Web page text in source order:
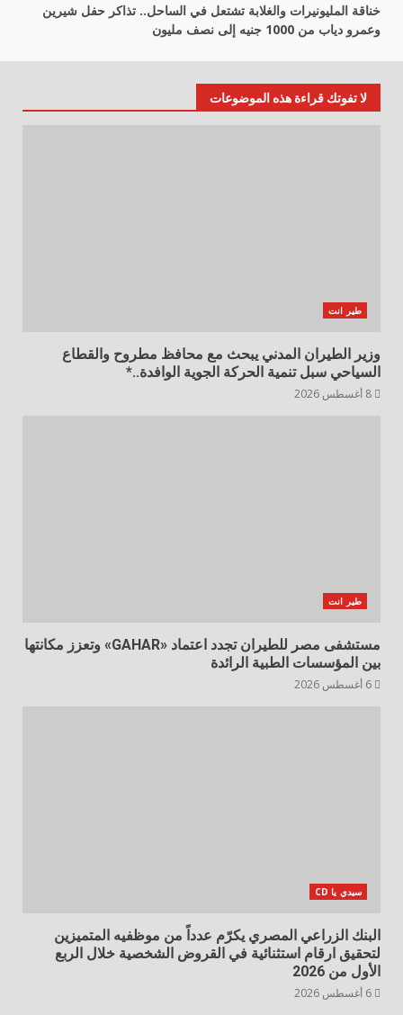
خناقة المليونيرات والغلابة تشتعل في الساحل.. تذاكر حفل شيرين
وعمرو دياب من 1000 جنيه إلى نصف مليون
لا تفوتك قراءة هذه الموضوعات
طير انت
وزير الطيران المدني يبحث مع محافظ مطروح والقطاع
السياحي سبل تنمية الحركة الجوية الوافدة..*
طير انت
مستشفى مصر للطيران تجدد اعتماد «GAHAR» وتعزز مكانتها
بين المؤسسات الطبية الرائدة
سيدي يا CD
البنك الزراعي المصري يكرّم عدداً من موظفيه المتميزين
لتحقيق ارقام استثنائية في القروض الشخصية خلال الربع
الأول من 2026